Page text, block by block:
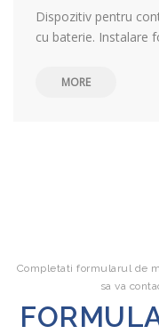
Dispozitiv pentru
cu baterie. Instalare
MORE
Completati formularul de
sa va